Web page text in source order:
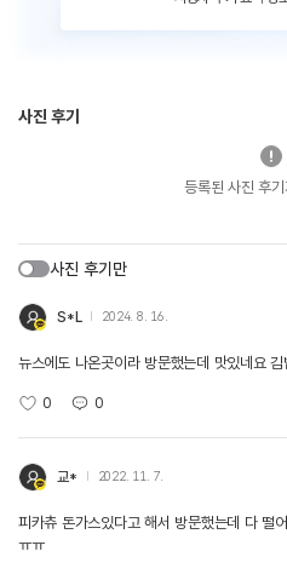
사진 후기
등록된 사진 후
사진 후기만
S*L 2024. 8. 16.
뉴스에도 나온곳이라 방문했는데 맛있네요
0 0
교* 2022. 11. 7.
피카츄 돈가스있다고 해서 방문했는데 다 떨
ㅠㅠ